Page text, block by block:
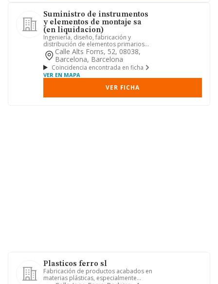
Suministro de instrumentos
y elementos de montaje sa
(en liquidacion)
Ingeniería, diseño, fabricación y
distribución de elementos primarios
de medición de temperatura y ...
Calle Alts Forns, 52, 08038,
Barcelona, Barcelona
Coincidencia encontrada en ficha
VER EN MAPA
VER FICHA
Plasticos ferro sl
Fabricación de productos acabados en
materias plásticas, especialmente